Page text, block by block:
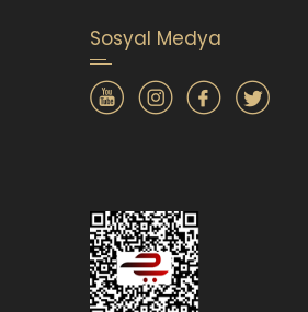
Sosyal Medya